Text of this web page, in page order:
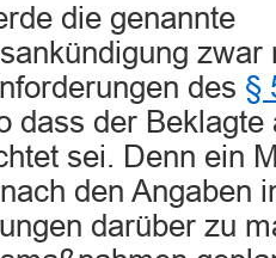
die genannte
zwar
des §
dass der Beklagte
sei. Denn ein
den Angaben
darüber zu